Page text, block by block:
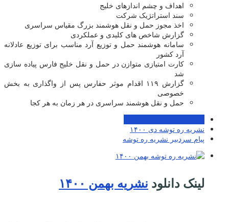
اهداف و چشم اندازهای خلیج
سند استراتژیک شرکت
اخذ مجوز حمل و نقل هوشمند بزرگ مقیاس سراسری
گزارش شاخص های کلیدی و عملکردی
سامانه هوشمند حمل و توزیع آرد مناسب برای توزیع عادلانه
آرد کشور
کارت امتیازی متوازن در حمل و نقل خلیج فارس پیاده سازی
شد
گزارش ۱۱۹ اقدام موثر حفارس پس از واگذاری به بخش
خصوصی
حمل و نقل هوشمند سراسری در هر زمان به هر کجا
نشریه ره توشه دی ۱۴۰۰
پیام سردبیر نشریه ره توشه
لینک دانلود نشریه بهمن ۱۴۰۰